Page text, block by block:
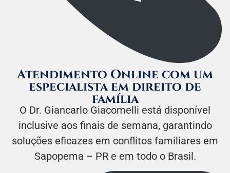
Atendimento Online com um
especialista em direito de
família
O Dr. Giancarlo Giacomelli está disponível
inclusive aos finais de semana, garantindo
soluções eficazes em conflitos familiares em
Sapopema – PR e em todo o Brasil.